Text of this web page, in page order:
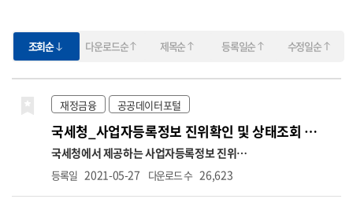
조회순 다운로드순 제목순 등록일순 수정일순
재정금융 공공데이터포털
국세청_사업자등록정보 진위확인 및 상태조회 서비스
국세청에서 제공하는 사업자등록정보 진위확인
및 사업자등록 상태조회 API 서비스입니다. (진
위확인) 사업자등록번호, 개업일자, 대표자명
등록일 2021-05-27 다운로드 수 26,623